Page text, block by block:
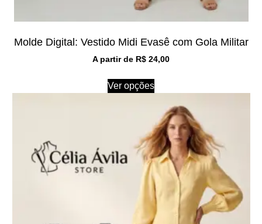
Molde Digital: Vestido Midi Evasê com Gola Militar
A partir de R$ 24,00
Ver opções